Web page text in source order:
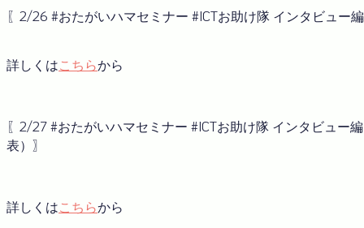
〖2/26 #おたがいハマセミナー #ICTお助け隊 インタビュー
詳しくはこちらから
〖2/27 #おたがいハマセミナー #ICTお助け隊 インタビュー
表）〗
詳しくはこちらから